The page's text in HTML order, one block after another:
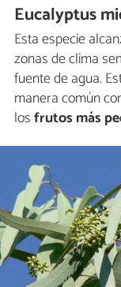
Eucalyptus
Esta especie
zonas de clima
fuente de agua.
manera común
losfrutos más